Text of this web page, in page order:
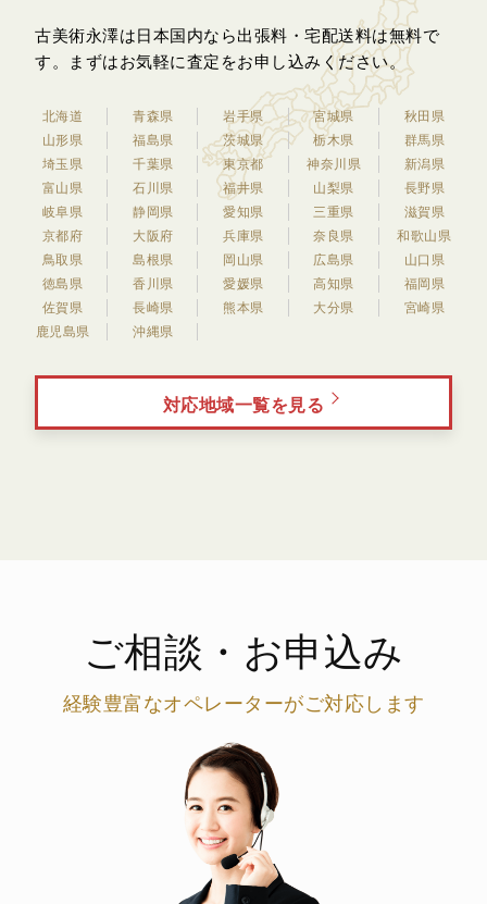
古美術永澤は日本国内なら出張料・宅配送料は無料で
す。
まずはお気軽に査定をお申し込みください。
北海道 青森県 岩手県 宮城県
秋田県
山形県
福島県 茨城県 栃木県
群馬県
埼玉県
千葉県 東京都 神奈川県
新潟県
富山県
石川県 福井県 山梨県
長野県
岐阜県
静岡県 愛知県 三重県
滋賀県
京都府
大阪府 兵庫県 奈良県
和歌山県
鳥取県
島根県 岡山県 広島県
山口県
徳島県
香川県 愛媛県 高知県
福岡県
佐賀県
長崎県 熊本県 大分県
宮崎県
鹿児島県
沖縄県
対応地域一覧を見る
ご相談・お申込み
経験豊富なオペレーターがご対応します